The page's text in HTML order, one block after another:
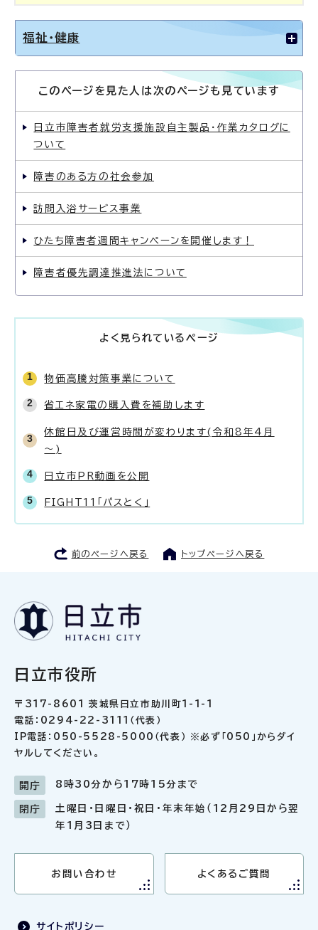
福祉・健康
このページを見た人は次のページも見ています
日立市障害者就労支援施設自主製品・作業カタログに
ついて
障害のある方の社会参加
訪問入浴サービス事業
ひたち障害者週間キャンペーンを開催します！
障害者優先調達推進法について
よく見られているページ
物価高騰対策事業について
省エネ家電の購入費を補助します
休館日及び運営時間が変わります(令和8年4月
～)
日立市PR動画を公開
FIGHT11「パスとく」
前のページへ戻る トップページへ戻る
日立市役所
〒317-8601 茨城県日立市助川町1-1-1
電話：0294-22-3111（代表）
IP電話：050-5528-5000（代表） ※必ず「050」からダイ
ヤルしてください。
開庁 8時30分から17時15分まで
閉庁
土曜日・日曜日・祝日・年末年始（12月29日から翌
年1月3日まで）
お問い合わせ よくあるご質問
サイトポリシー